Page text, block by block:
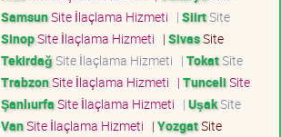
SamsunSite İlaçlama Hizmeti | SiirtSite
SinopSite İlaçlama Hizmeti | SivasSite
TekirdağSite İlaçlama Hizmeti | TokatSite
TrabzonSite İlaçlama Hizmeti | TunceliSite
ŞanlıurfaSite İlaçlama Hizmeti | UşakSite
VanSite İlaçlama Hizmeti | YozgatSite